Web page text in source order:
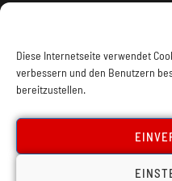
Diese Internetseite verwendet
verbessern und den Benutzern
bereitzustellen.